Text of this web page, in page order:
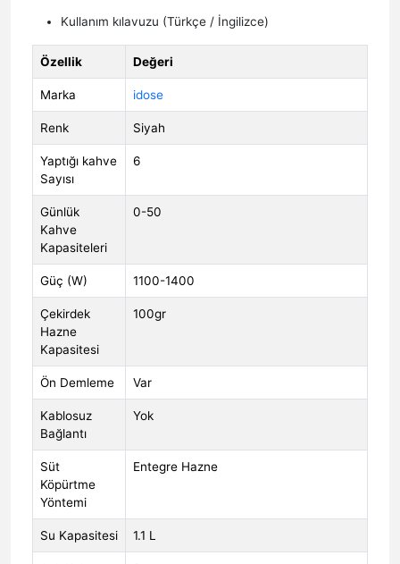
Kullanım kılavuzu (Türkçe / İngilizce)
Özellik Değeri
Marka idose
Renk Siyah
Yaptığı kahve
Sayısı
6
Günlük
Kahve
Kapasiteleri
0-50
Güç (W) 1100-1400
Çekirdek
Hazne
Kapasitesi
100gr
Ön Demleme Var
Kablosuz
Bağlantı
Yok
Süt
Köpürtme
Yöntemi
Entegre Hazne
Su Kapasitesi 1.1 L